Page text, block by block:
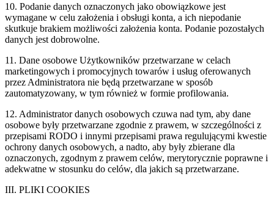
10. Podanie danych oznaczonych jako obowiązkowe jest
wymagane w celu założenia i obsługi konta, a ich niepodanie
skutkuje brakiem możliwości założenia konta. Podanie pozostałych
danych jest dobrowolne.
11. Dane osobowe Użytkowników przetwarzane w celach
marketingowych i promocyjnych towarów i usług oferowanych
przez Administratora nie będą przetwarzane w sposób
zautomatyzowany, w tym również w formie profilowania.
12. Administrator danych osobowych czuwa nad tym, aby dane
osobowe były przetwarzane zgodnie z prawem, w szczególności z
przepisami RODO i innymi przepisami prawa regulującymi kwestie
ochrony danych osobowych, a nadto, aby były zbierane dla
oznaczonych, zgodnym z prawem celów, merytorycznie poprawne i
adekwatne w stosunku do celów, dla jakich są przetwarzane.
III. PLIKI COOKIES